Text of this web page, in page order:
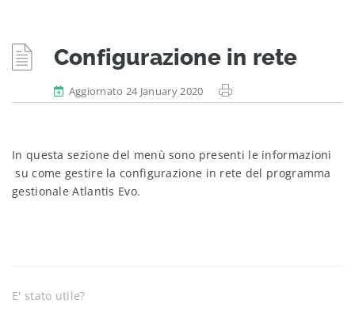
Configurazione in rete
Aggiornato 24 January 2020
In questa sezione del menù sono presenti le informazioni
su come gestire la configurazione in rete del programma
gestionale Atlantis Evo.
E' stato utile?